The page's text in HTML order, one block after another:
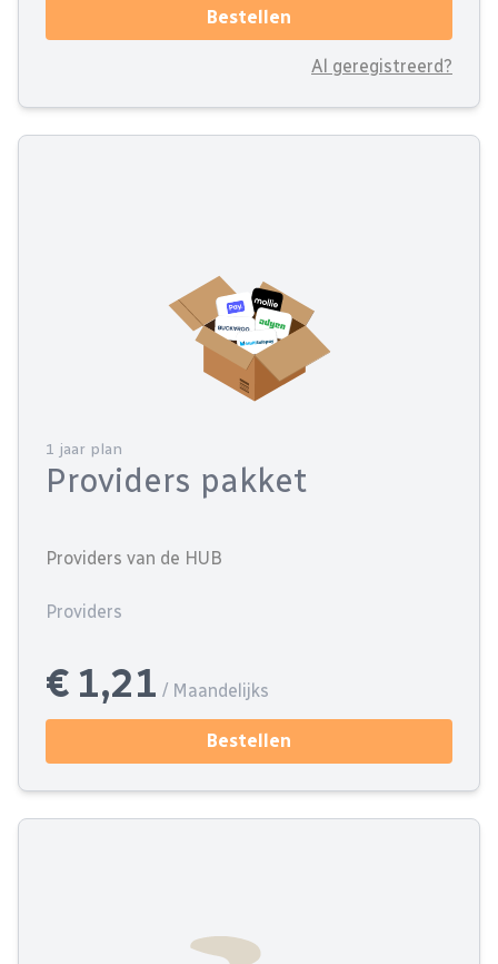
Bestellen
Al geregistreerd?
1 jaar plan
Providers pakket
Providers van de HUB
Providers
€ 1,21 / Maandelijks
Bestellen